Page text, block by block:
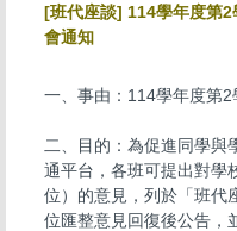
[班代座談] 114學年度第2
會通知
一、事由：114學年度第2
二、目的：為促進同學與
通平台，各班可提出對學
位）的意見，列於「班代
位匯整意見回復後公告，